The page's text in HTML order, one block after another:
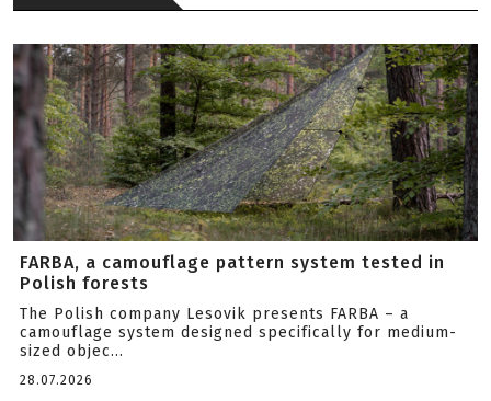
FARBA, a camouflage pattern system tested in
Polish forests
The Polish company Lesovik presents FARBA – a
camouflage system designed specifically for medium-
sized objec...
28.07.2026